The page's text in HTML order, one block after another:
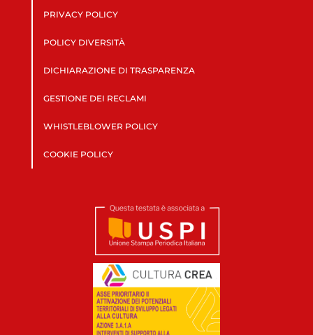
PRIVACY POLICY
POLICY DIVERSITÀ
DICHIARAZIONE DI TRASPARENZA
GESTIONE DEI RECLAMI
WHISTLEBLOWER POLICY
COOKIE POLICY